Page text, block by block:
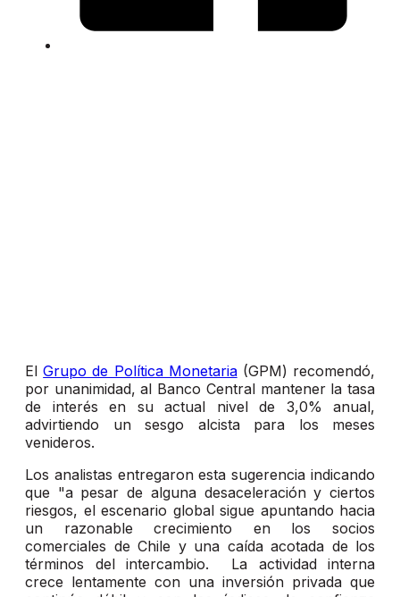
ElGrupo de Política Monetaria(GPM) recomendó,
por unanimidad, al Banco Central mantener la tasa
de interés en su actual nivel de 3,0% anual,
advirtiendo un sesgo alcista para los meses
venideros.
Los analistas entregaron esta sugerencia indicando
que "a pesar de alguna desaceleración y ciertos
riesgos, el escenario global sigue apuntando hacia
un razonable crecimiento en los socios
comerciales de Chile y una caída acotada de los
términos del intercambio. La actividad interna
crece lentamente con una inversión privada que